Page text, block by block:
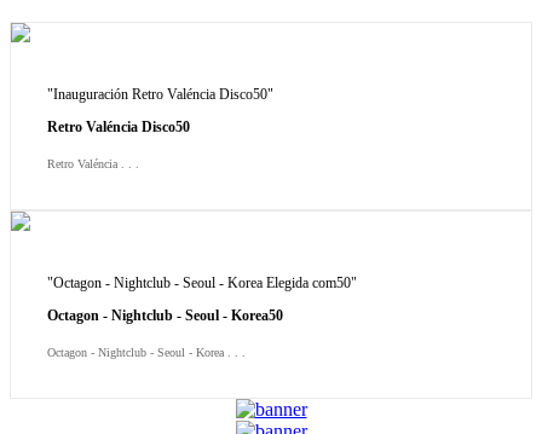
"Inauguración Retro Valéncia Disco50"
Retro Valéncia Disco50
Retro Valéncia . . .
"Octagon - Nightclub - Seoul - Korea Elegida com50"
Octagon - Nightclub - Seoul - Korea50
Octagon - Nightclub - Seoul - Korea . . .